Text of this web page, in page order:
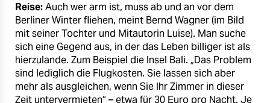
veranstaltungen
shop
fragen & hilfe
unterstützen
Reise:Auch wer arm ist, muss ab und an vor dem
Berliner Winter fliehen, meint Bernd Wagner (im Bild
mit seiner Tochter und Mitautorin Luise). Man suche
sich eine Gegend aus, in der das Leben billiger ist als
hierzulande. Zum Beispiel die Insel Bali. „Das Problem
sind lediglich die Flugkosten. Sie lassen sich aber
mehr als ausgleichen, wenn Sie Ihr Zimmer in dieser
Zeit untervermieten“ – etwa für 30 Euro pro Nacht. Je